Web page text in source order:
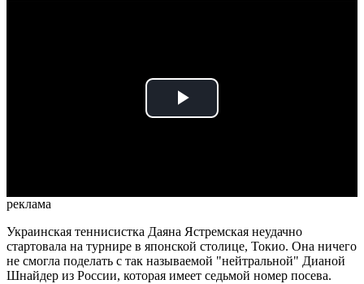
Play
реклама
Украинская теннисистка Даяна Ястремская неудачно
стартовала на турнире в японской столице, Токио. Она ничего
не смогла поделать с так называемой "нейтральной" Дианой
Шнайдер из России, которая имеет седьмой номер посева.